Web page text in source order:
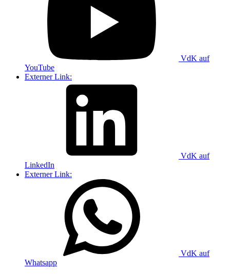
VdK auf
YouTube
Externer Link:
VdK auf
LinkedIn
Externer Link:
VdK auf
Whatsapp